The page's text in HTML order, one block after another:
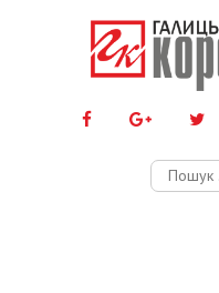
Пошук: